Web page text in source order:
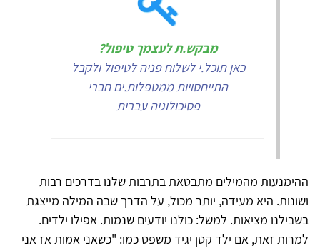
מבקש.ת לעצמך טיפול?
כאן תוכל.י לשלוח פניה לטיפול ולקבל
התייחסויות ממטפלות.ים חברי
פסיכולוגיה עברית
ההימנעות מהמילים מתבטאת בתרבות שלנו בדרכים רבות
ושונות. היא מעידה, יותר מכול, על הדרך שבה המילה מייצגת
בשבילנו מציאות. למשל: כולנו יודעים שנמות. אפילו ילדים.
למרות זאת, אם ילד קטן יגיד משפט כמו: "כשאני אמות אז אני